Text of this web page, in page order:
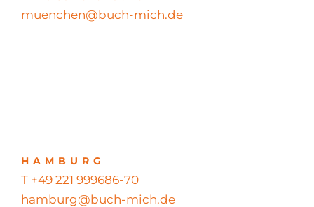
muenchen@buch-mich.de
HAMBURG
T +49 221 999686-70
hamburg@buch-mich.de